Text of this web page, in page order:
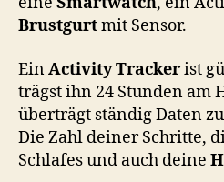
Brustgurtmit Sensor.
EinActivity Trackerist
trägst ihn 24 Stunden am
überträgt ständig Daten
Die Zahl deiner Schritte,
Schlafes und auch deine